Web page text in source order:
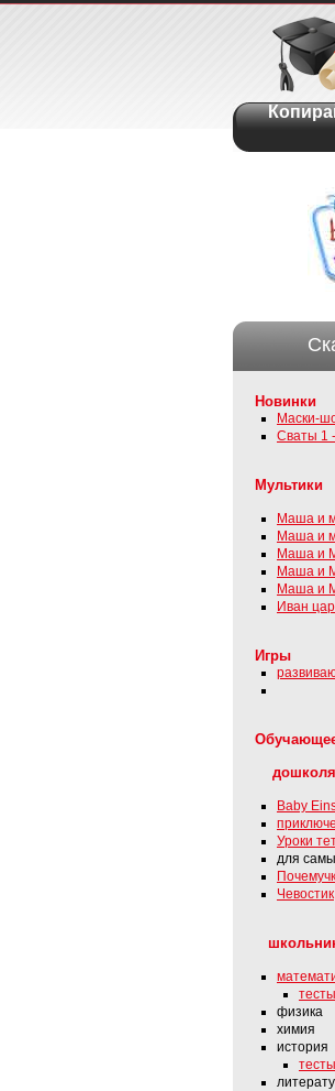
Новинки
Маски-
Сваты 1
Мультики
Маша и
Маша и
Маша и
Маша и
Маша и
Иван
Игры
Baby
Уроки
для
Чевостик
физика
химия
история